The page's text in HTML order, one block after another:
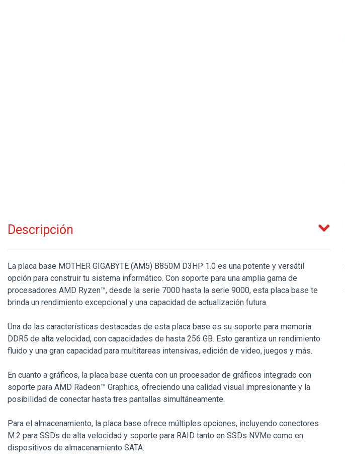
Descripción
La placa base MOTHER GIGABYTE (AM5) B850M D3HP 1.0 es una potente y versátil
opción para construir tu sistema informático. Con soporte para una amplia gama de
procesadores AMD Ryzen™, desde la serie 7000 hasta la serie 9000, esta placa base te
brinda un rendimiento excepcional y una capacidad de actualización futura.
Una de las características destacadas de esta placa base es su soporte para memoria
DDR5 de alta velocidad, con capacidades de hasta 256 GB. Esto garantiza un rendimiento
fluido y una gran capacidad para multitareas intensivas, edición de video, juegos y más.
En cuanto a gráficos, la placa base cuenta con un procesador de gráficos integrado con
soporte para AMD Radeon™ Graphics, ofreciendo una calidad visual impresionante y la
posibilidad de conectar hasta tres pantallas simultáneamente.
Para el almacenamiento, la placa base ofrece múltiples opciones, incluyendo conectores
M.2 para SSDs de alta velocidad y soporte para RAID tanto en SSDs NVMe como en
dispositivos de almacenamiento SATA.